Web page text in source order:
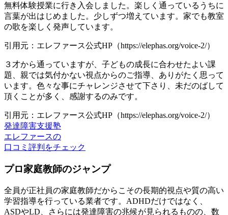
無料体験授業に行き入会しました。楽しく通っているうちに
言葉が出はじめました。少しずつ増えています。家でも教室
の歌を楽しく発声しています。
引用元：エレファース公式HP（https://elephas.org/voice-2/）
３才から通っていますが、子どもの成長に合わせたよい課
題、親では気付かない視点からのご指導、ありがたく思って
います。色々な事にチャレンジさせて下さり、未だのばして
頂くことが多く、感謝するのみです。
引用元：エレファース公式HP（https://elephas.org/voice-2/）
発達障害支援塾
エレファースの
口コミ評判をチェック
プロ家庭教師のジャンプ
全員が正社員の家庭教師だからこその長期的視点や質の高い
学習指導を行っている業者です。ADHDだけではなく、
ASDやLD、さらには発達障害の兆候が見られるものの、数